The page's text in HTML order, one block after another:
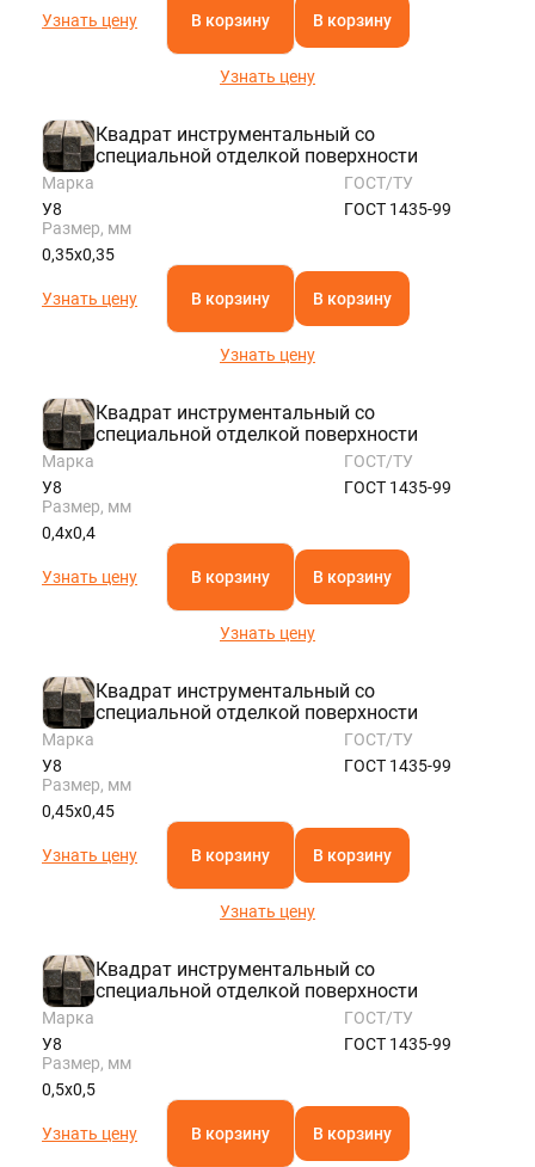
Узнать цену В корзину В корзину
Узнать цену
Квадрат инструментальный со
специальной отделкой поверхности
Марка
У8
ГОСТ/ТУ
ГОСТ 1435-99
Размер, мм
0,35х0,35
Узнать цену В корзину В корзину
Узнать цену
Квадрат инструментальный со
специальной отделкой поверхности
Марка
У8
ГОСТ/ТУ
ГОСТ 1435-99
Размер, мм
0,4х0,4
Узнать цену В корзину В корзину
Узнать цену
Квадрат инструментальный со
специальной отделкой поверхности
Марка
У8
ГОСТ/ТУ
ГОСТ 1435-99
Размер, мм
0,45х0,45
Узнать цену В корзину В корзину
Узнать цену
Квадрат инструментальный со
специальной отделкой поверхности
Марка
У8
ГОСТ/ТУ
ГОСТ 1435-99
Размер, мм
0,5х0,5
Узнать цену В корзину В корзину